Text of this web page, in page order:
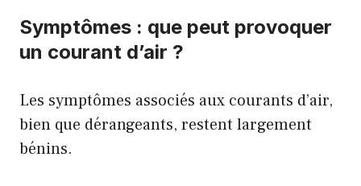
Symptômes : que peut provoquer
un courant d’air ?
Les symptômes associés aux courants d’air,
bien que dérangeants, restent largement
bénins.